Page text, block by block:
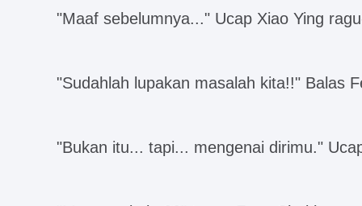
"Maaf sebelumnya..." Ucap Xiao Ying
"Sudahlah lupakan masalah kita!!" Balas
"Bukan itu... tapi... mengenai dirimu."